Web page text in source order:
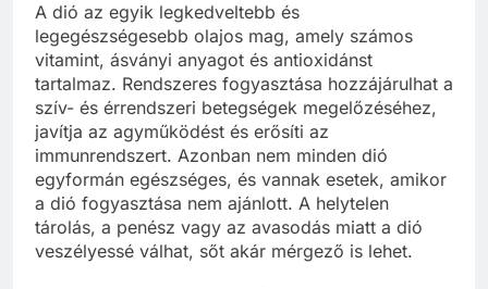
A dió az egyik legkedveltebb és
legegészségesebb olajos mag, amely számos
vitamint, ásványi anyagot és antioxidánst
tartalmaz. Rendszeres fogyasztása hozzájárulhat a
szív- és érrendszeri betegségek megelőzéséhez,
javítja az agyműködést és erősíti az
immunrendszert. Azonban nem minden dió
egyformán egészséges, és vannak esetek, amikor
a dió fogyasztása nem ajánlott. A helytelen
tárolás, a penész vagy az avasodás miatt a dió
veszélyessé válhat, sőt akár mérgező is lehet.